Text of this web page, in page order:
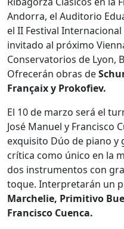
Andorra, el Auditorio
el II Festival
invitado al próximo
Conservatorios de Lyon,
Ofrecerán obras de
Françaix y Prokofiev.
El 10 de marzo será el
José Manuel y Francisco
exquisito Dúo de piano
crítica como único en la
dos instrumentos con
toque. Interpretarán un
Marchelie, Primitivo
Francisco Cuenca.